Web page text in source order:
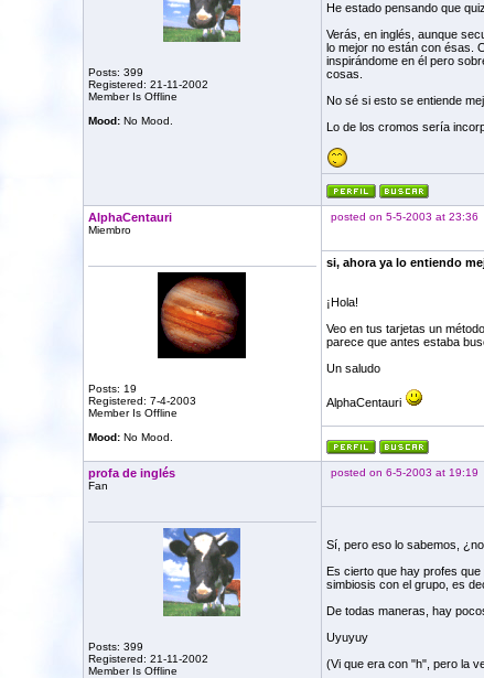
Posts: 399
Registered: 21-11-2002
Member Is Offline
Mood:No Mood.
He estado pensando que
Verás, en inglés, aunque
lo mejor no están con ésas.
inspirándome en él pero
cosas.
No sé si esto se entiende
Lo de los cromos sería
AlphaCentauri
Miembro
Posts: 19
Registered: 7-4-2003
Member Is Offline
Mood:No Mood.
posted on 5-5-2003 at 23:36
si, ahora ya lo entiendo
¡Hola!
Veo en tus tarjetas un
parece que antes estaba
Un saludo
AlphaCentauri
profa de inglés
Fan
Posts: 399
Registered: 21-11-2002
Member Is Offline
posted on 6-5-2003 at 19:19
Sí, pero eso lo sabemos,
Es cierto que hay profes
simbiosis con el grupo, es
De todas maneras, hay
Uyuyuy
(Vi que era con "h", pero la